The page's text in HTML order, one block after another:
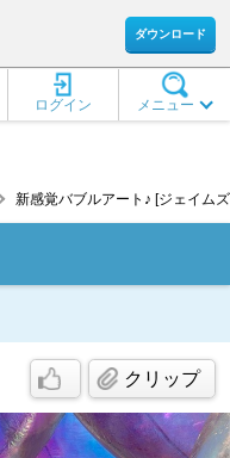
ダウンロード
メニュー
ログイン
新感覚バブルアート♪ [ジェイム
クリップ